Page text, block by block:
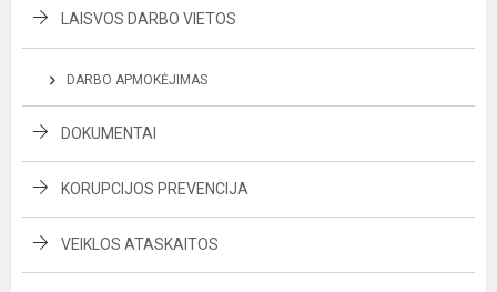
LAISVOS DARBO VIETOS
DARBO APMOKĖJIMAS
DOKUMENTAI
KORUPCIJOS PREVENCIJA
VEIKLOS ATASKAITOS